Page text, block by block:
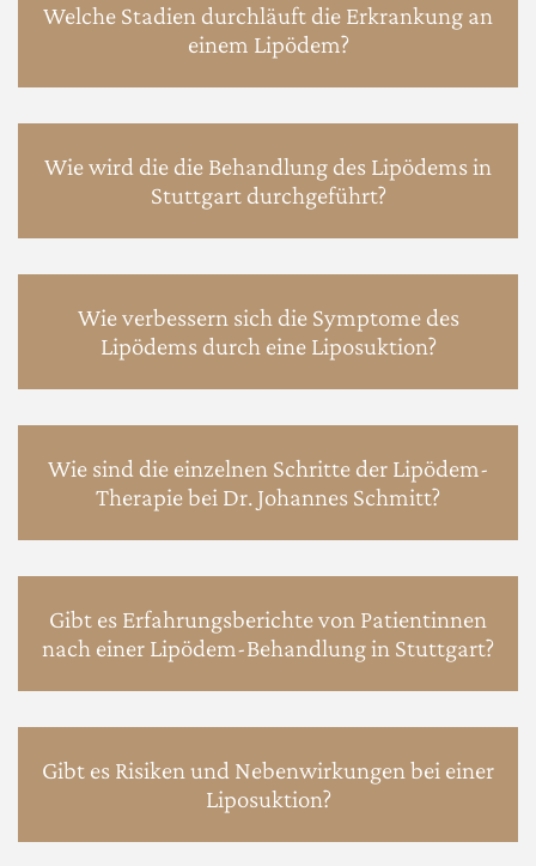
Welche Stadien durchläuft die Erkrankung an
einem Lipödem?
Wie wird die die Behandlung des Lipödems in
Stuttgart durchgeführt?
Wie verbessern sich die Symptome des
Lipödems durch eine Liposuktion?
Wie sind die einzelnen Schritte der Lipödem-
Therapie bei Dr. Johannes Schmitt?
Gibt es Erfahrungsberichte von Patientinnen
nach einer Lipödem-Behandlung in Stuttgart?
Gibt es Risiken und Nebenwirkungen bei einer
Liposuktion?